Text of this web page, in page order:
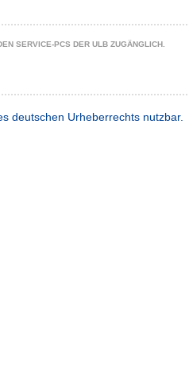
SERVICE-PCS DER ULB ZUGÄNGLICH.
deutschen Urheberrechts nutzbar.